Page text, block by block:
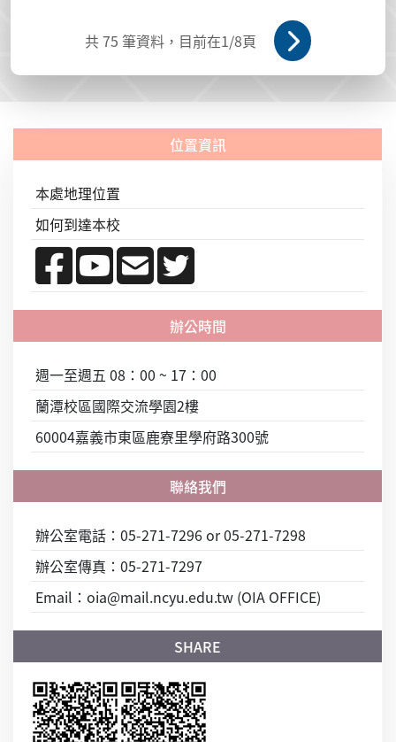
共75 筆資料，目前在1/8頁
本處地理位置
如何到達本校
週一至週五 08：00 ~ 17：00
蘭潭校區國際交流學園2樓
60004嘉義市東區鹿寮里學府路300號
辦公室電話：05-271-7296 or 05-271-7298
辦公室傳真：05-271-7297
Email：oia@mail.ncyu.edu.tw (OIA OFFICE)